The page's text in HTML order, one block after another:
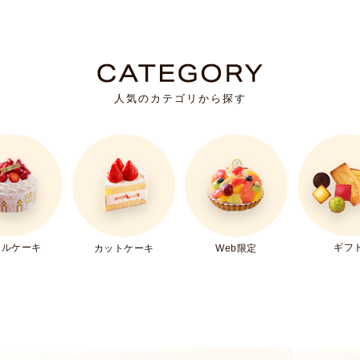
人気のカテゴリから探す
ケーキ カットケーキ Web限定 ギフ